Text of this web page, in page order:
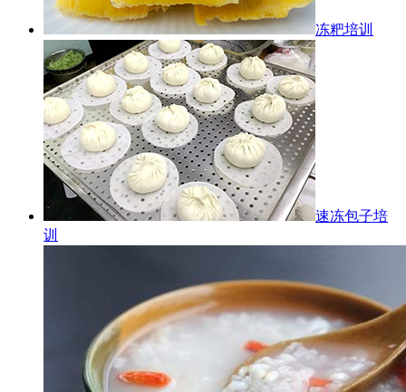
冻粑培训
速冻包子培
训